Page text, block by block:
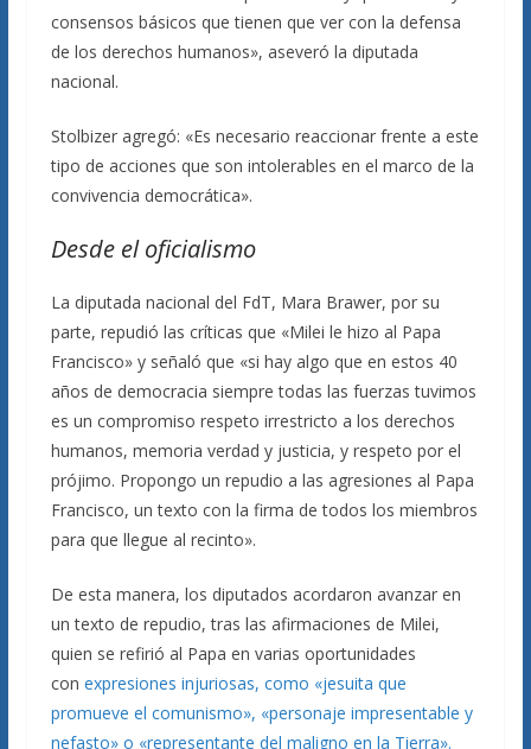
consensos básicos que tienen que ver con la defensa
de los derechos humanos», aseveró la diputada
nacional.
Stolbizer agregó: «Es necesario reaccionar frente a este
tipo de acciones que son intolerables en el marco de la
convivencia democrática».
Desde el oficialismo
La diputada nacional del FdT, Mara Brawer, por su
parte, repudió las críticas que «Milei le hizo al Papa
Francisco» y señaló que «si hay algo que en estos 40
años de democracia siempre todas las fuerzas tuvimos
es un compromiso respeto irrestricto a los derechos
humanos, memoria verdad y justicia, y respeto por el
prójimo. Propongo un repudio a las agresiones al Papa
Francisco, un texto con la firma de todos los miembros
para que llegue al recinto».
De esta manera, los diputados acordaron avanzar en
un texto de repudio, tras las afirmaciones de Milei,
quien se refirió al Papa en varias oportunidades
con expresiones injuriosas, como «jesuita que
promueve el comunismo», «personaje impresentable y
nefasto» o «representante del maligno en la Tierra».